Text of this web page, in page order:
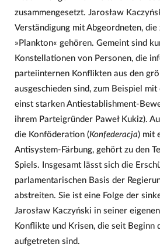
zusammengesetzt. Jarosław
Verständigung mit Abgeordneten, die
»Plankton« gehören. Gemeint sind
Konstellationen von Personen, die
parteiinternen Konflikten aus den
ausgeschieden sind, zum Beispiel
einst starken Antiestablishment-
ihrem Parteigründer Paweł Kukiz).
die Konföderation (Konfederacja) mit
Antisystem-Färbung, gehört zu den
Spiels. Insgesamt lässt sich die
parlamentarischen Basis der
abstreiten. Sie ist eine Folge der
Jarosław Kaczyński in seiner
Konflikte und Krisen, die seit Beginn
aufgetreten sind.